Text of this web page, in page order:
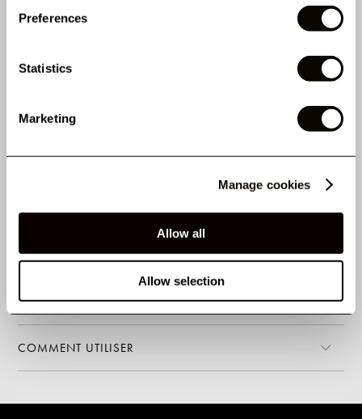
Preferences
Statistics
Marketing
Manage cookies
Allow all
Allow selection
PROPRIÉTÉS
AVIS
DÉTAILS
COMMENT UTILISER